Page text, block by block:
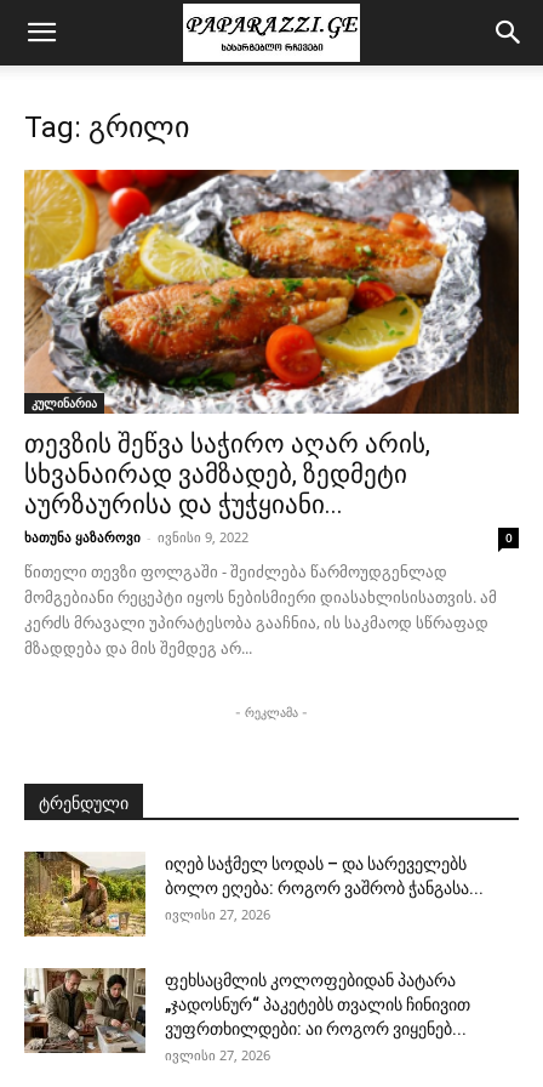
Tag: გრილი
კულინარია
თევზის შეწვა საჭირო აღარ არის,
სხვანაირად ვამზადებ, ზედმეტი
აურზაურისა და ჭუჭყიანი...
ხათუნა ყაზაროვი - ივნისი 9, 2022 0
წითელი თევზი ფოლგაში - შეიძლება წარმოუდგენლად
მომგებიანი რეცეპტი იყოს ნებისმიერი დიასახლისისათვის. ამ
კერძს მრავალი უპირატესობა გააჩნია, ის საკმაოდ სწრაფად
მზადდება და მის შემდეგ არ...
- რეკლამა -
ტრენდული
იღებ საჭმელ სოდას – და სარეველებს
ბოლო ეღება: როგორ ვაშრობ ჭანგასა...
ივლისი 27, 2026
ფეხსაცმლის კოლოფებიდან პატარა
„ჯადოსნურ“ პაკეტებს თვალის ჩინივით
ვუფრთხილდები: აი როგორ ვიყენებ...
ივლისი 27, 2026